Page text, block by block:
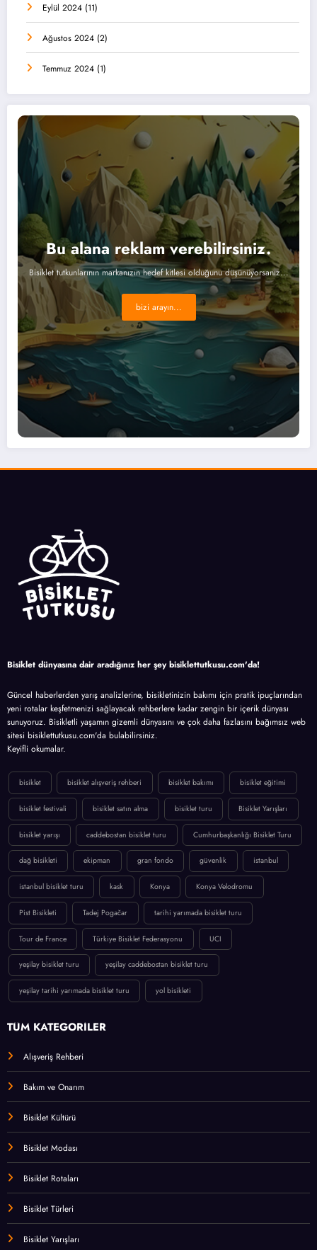
Eylül 2024 (11)
Ağustos 2024 (2)
Temmuz 2024 (1)
Bu alana reklam verebilirsiniz.
Bisiklet tutkunlarının markanızın hedef kitlesi olduğunu düşünüyorsanız...
bizi arayın...
Bisiklet dünyasına dair aradığınız her şey bisiklettutkusu.com'da!
Güncel haberlerden yarış analizlerine, bisikletinizin bakımı için pratik ipuçlarından
yeni rotalar keşfetmenizi sağlayacak rehberlere kadar zengin bir içerik dünyası
sunuyoruz. Bisikletli yaşamın gizemli dünyasını ve çok daha fazlasını bağımsız web
sitesi bisiklettutkusu.com'da bulabilirsiniz.
Keyifli okumalar.
bisiklet bisiklet alışveriş rehberi bisiklet bakımı bisiklet eğitimi
bisiklet festivali bisiklet satın alma bisiklet turu Bisiklet Yarışları
bisiklet yarışı caddebostan bisiklet turu Cumhurbaşkanlığı Bisiklet Turu
dağ bisikleti ekipman gran fondo güvenlik istanbul
istanbul bisiklet turu kask Konya Konya Velodromu
Pist Bisikleti Tadej Pogačar tarihi yarımada bisiklet turu
Tour de France Türkiye Bisiklet Federasyonu UCI
yeşilay bisiklet turu yeşilay caddebostan bisiklet turu
yeşilay tarihi yarımada bisiklet turu yol bisikleti
TÜM KATEGORİLER
Alışveriş Rehberi
Bakım ve Onarım
Bisiklet Kültürü
Bisiklet Modası
Bisiklet Rotaları
Bisiklet Türleri
Bisiklet Yarışları